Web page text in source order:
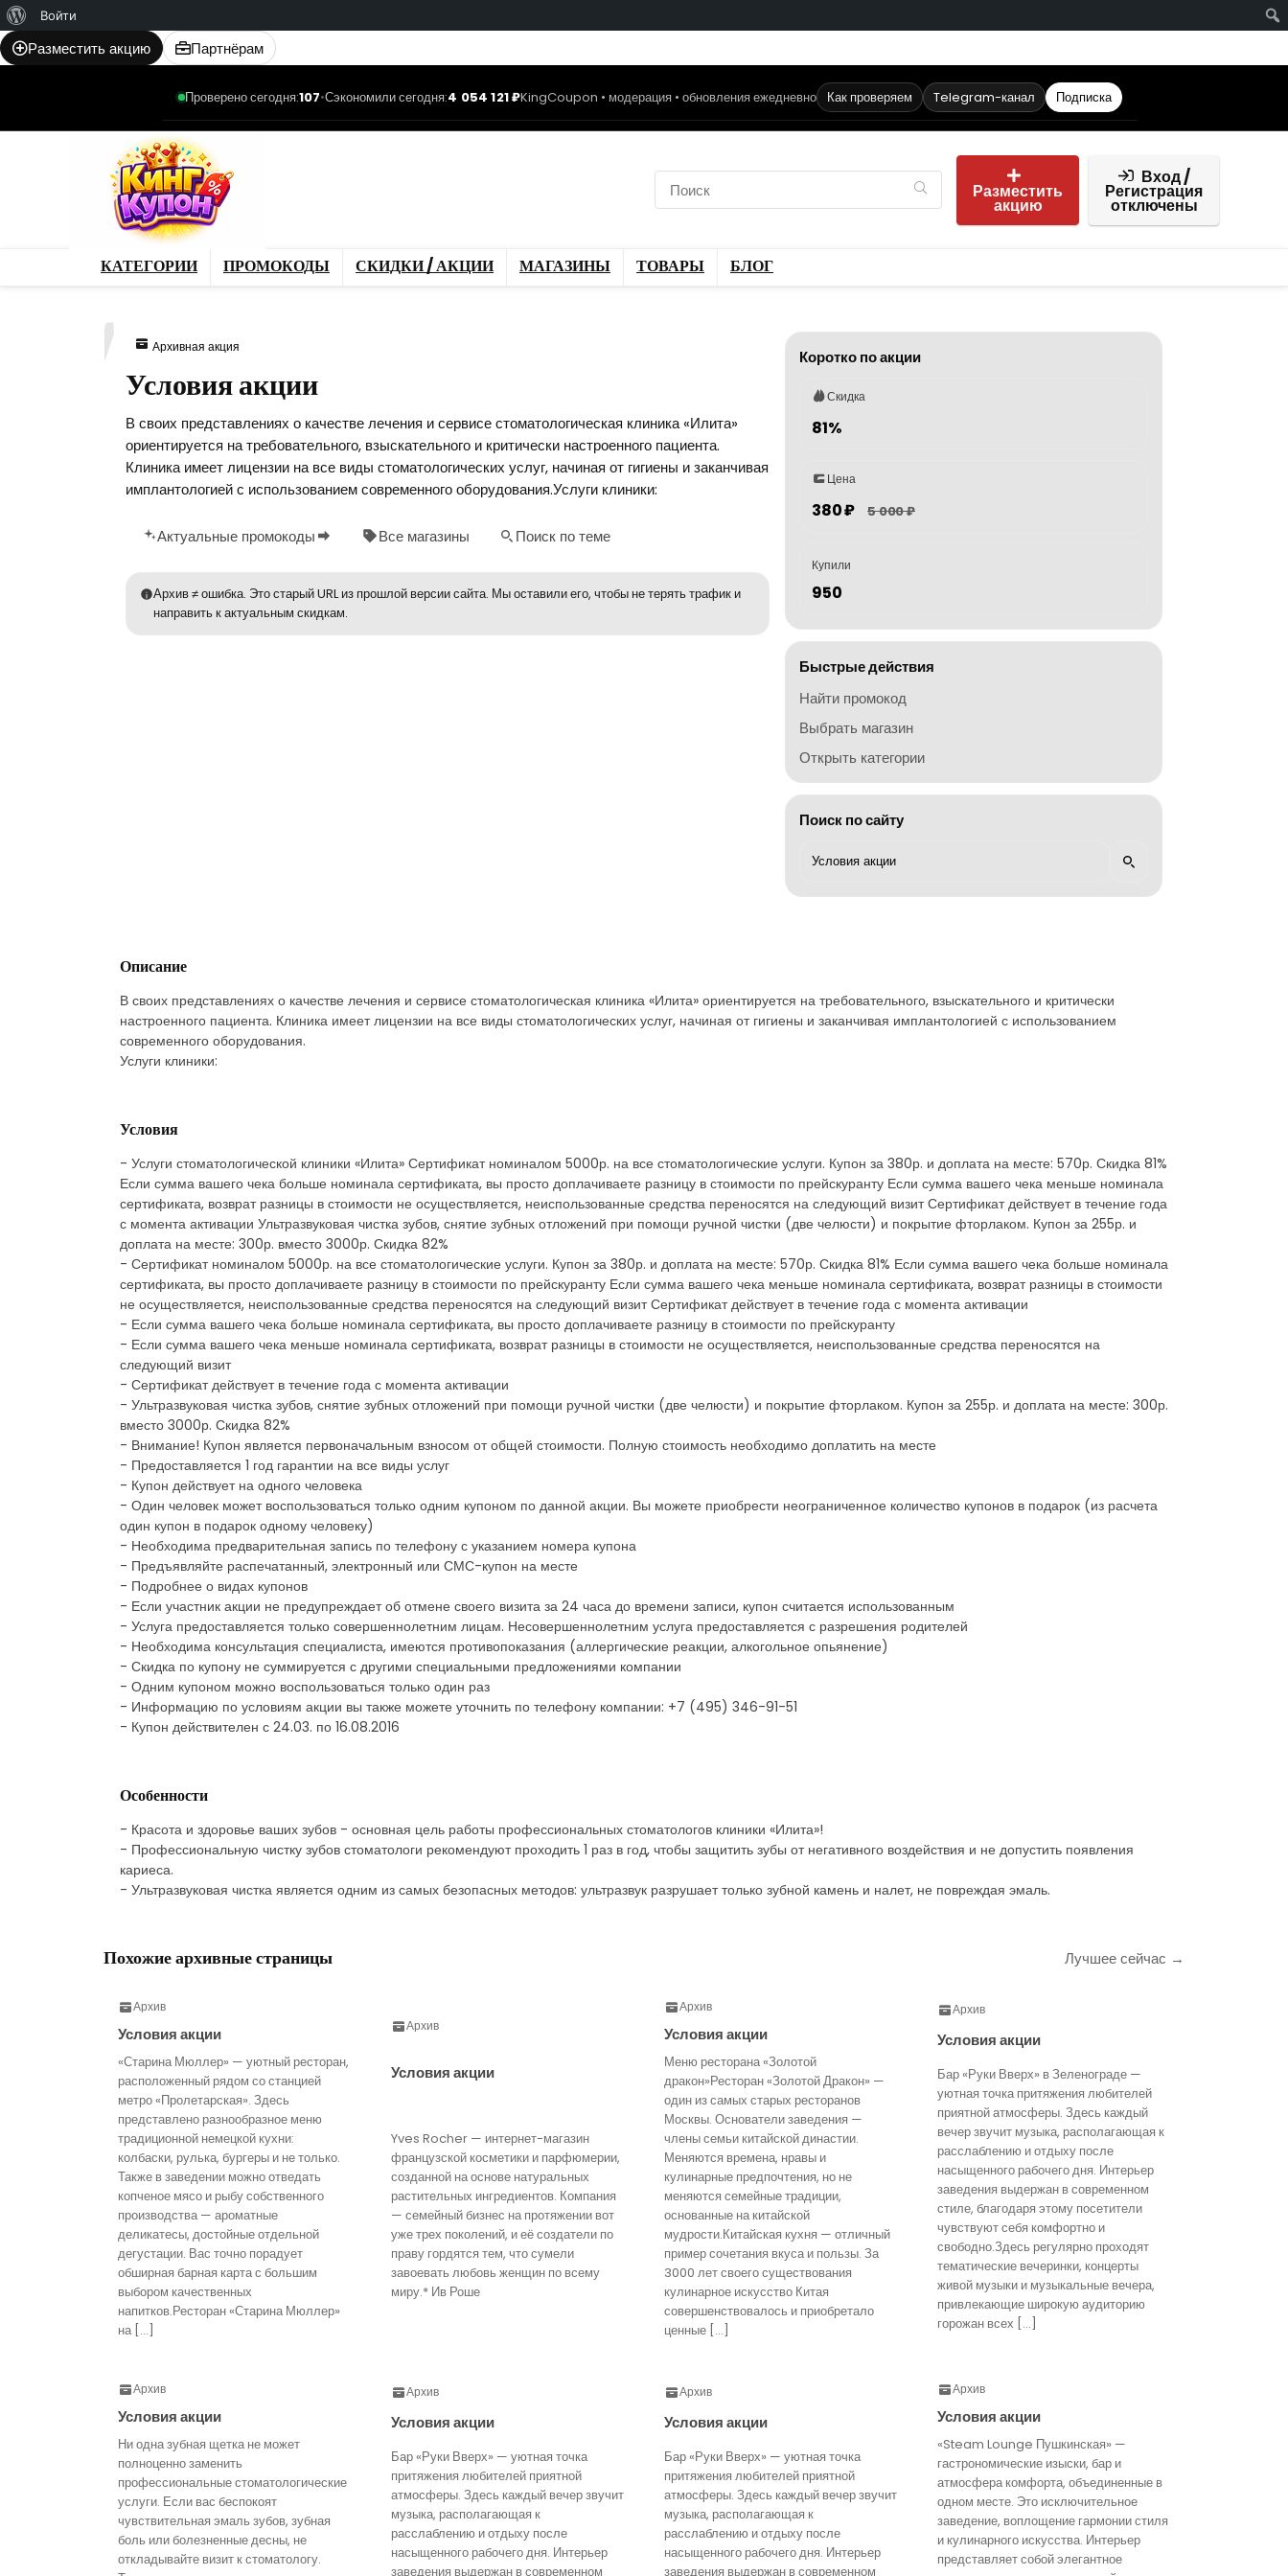
WordPress
Войти
Разместить акцию Партнёрам
Проверено сегодня:107•Сэкономили сегодня:4 054 121 ₽KingCoupon • модерация • обновления ежедневно Как проверяем Telegram-канал Подписка
Разместить
акцию
Вход /
Регистрация
отключены
КАТЕГОРИИ ПРОМОКОДЫ СКИДКИ / АКЦИИ МАГАЗИНЫ ТОВАРЫ БЛОГ
Архивная акция
Условия акции
В своих представлениях о качестве лечения и сервисе стоматологическая клиника «Илита»
ориентируется на требовательного, взыскательного и критически настроенного пациента.
Клиника имеет лицензии на все виды стоматологических услуг, начиная от гигиены и заканчивая
имплантологией с использованием современного оборудования.Услуги клиники:
Актуальные промокоды Все магазины Поиск по теме
Архив ≠ ошибка. Это старый URL из прошлой версии сайта. Мы оставили его, чтобы не терять трафик и
направить к актуальным скидкам.
Коротко по акции
Скидка
81%
Цена
380 ₽ 5 000 ₽
Купили
950
Быстрые действия
Найти промокод
Выбрать магазин
Открыть категории
Поиск по сайту
Описание
В своих представлениях о качестве лечения и сервисе стоматологическая клиника «Илита» ориентируется на требовательного, взыскательного и критически
настроенного пациента. Клиника имеет лицензии на все виды стоматологических услуг, начиная от гигиены и заканчивая имплантологией с использованием
современного оборудования.
Услуги клиники:
Условия
- Услуги стоматологической клиники «Илита» Сертификат номиналом 5000р. на все стоматологические услуги. Купон за 380р. и доплата на месте: 570р. Скидка 81%
Если сумма вашего чека больше номинала сертификата, вы просто доплачиваете разницу в стоимости по прейскуранту Если сумма вашего чека меньше номинала
сертификата, возврат разницы в стоимости не осуществляется, неиспользованные средства переносятся на следующий визит Сертификат действует в течение года
с момента активации Ультразвуковая чистка зубов, снятие зубных отложений при помощи ручной чистки (две челюсти) и покрытие фторлаком. Купон за 255р. и
доплата на месте: 300р. вместо 3000р. Скидка 82%
- Сертификат номиналом 5000р. на все стоматологические услуги. Купон за 380р. и доплата на месте: 570р. Скидка 81% Если сумма вашего чека больше номинала
сертификата, вы просто доплачиваете разницу в стоимости по прейскуранту Если сумма вашего чека меньше номинала сертификата, возврат разницы в стоимости
не осуществляется, неиспользованные средства переносятся на следующий визит Сертификат действует в течение года с момента активации
- Если сумма вашего чека больше номинала сертификата, вы просто доплачиваете разницу в стоимости по прейскуранту
- Если сумма вашего чека меньше номинала сертификата, возврат разницы в стоимости не осуществляется, неиспользованные средства переносятся на
следующий визит
- Сертификат действует в течение года с момента активации
- Ультразвуковая чистка зубов, снятие зубных отложений при помощи ручной чистки (две челюсти) и покрытие фторлаком. Купон за 255р. и доплата на месте: 300р.
вместо 3000р. Скидка 82%
- Внимание! Купон является первоначальным взносом от общей стоимости. Полную стоимость необходимо доплатить на месте
- Предоставляется 1 год гарантии на все виды услуг
- Купон действует на одного человека
- Один человек может воспользоваться только одним купоном по данной акции. Вы можете приобрести неограниченное количество купонов в подарок (из расчета
один купон в подарок одному человеку)
- Необходима предварительная запись по телефону с указанием номера купона
- Предъявляйте распечатанный, электронный или СМС-купон на месте
- Подробнее о видах купонов
- Если участник акции не предупреждает об отмене своего визита за 24 часа до времени записи, купон считается использованным
- Услуга предоставляется только совершеннолетним лицам. Несовершеннолетним услуга предоставляется с разрешения родителей
- Необходима консультация специалиста, имеются противопоказания (аллергические реакции, алкогольное опьянение)
- Скидка по купону не суммируется с другими специальными предложениями компании
- Одним купоном можно воспользоваться только один раз
- Информацию по условиям акции вы также можете уточнить по телефону компании: +7 (495) 346-91-51
- Купон действителен с 24.03. по 16.08.2016
Особенности
- Красота и здоровье ваших зубов - основная цель работы профессиональных стоматологов клиники «Илита»!
- Профессиональную чистку зубов стоматологи рекомендуют проходить 1 раз в год, чтобы защитить зубы от негативного воздействия и не допустить появления
кариеса.
- Ультразвуковая чистка является одним из самых безопасных методов: ультразвук разрушает только зубной камень и налет, не повреждая эмаль.
Похожие архивные страницы Лучшее сейчас →
Архив
Условия акции
«Старина Мюллер» — уютный ресторан,
расположенный рядом со станцией
метро «Пролетарская». Здесь
представлено разнообразное меню
традиционной немецкой кухни:
колбаски, рулька, бургеры и не только.
Также в заведении можно отведать
копченое мясо и рыбу собственного
производства — ароматные
деликатесы, достойные отдельной
дегустации. Вас точно порадует
обширная барная карта с большим
выбором качественных
напитков.Ресторан «Старина Мюллер»
на […]
Архив
Условия акции
Yves Rocher — интернет-магазин
французской косметики и парфюмерии,
созданной на основе натуральных
растительных ингредиентов. Компания
— семейный бизнес на протяжении вот
уже трех поколений, и её создатели по
праву гордятся тем, что сумели
завоевать любовь женщин по всему
миру.* Ив Роше
Архив
Условия акции
Меню ресторана «Золотой
дракон»Ресторан «Золотой Дракон» —
один из самых старых ресторанов
Москвы. Основатели заведения —
члены семьи китайской династии.
Меняются времена, нравы и
кулинарные предпочтения, но не
меняются семейные традиции,
основанные на китайской
мудрости.Китайская кухня — отличный
пример сочетания вкуса и пользы. За
3000 лет своего существования
кулинарное искусство Китая
совершенствовалось и приобретало
ценные […]
Архив
Условия акции
Бар «Руки Вверх» в Зеленограде —
уютная точка притяжения любителей
приятной атмосферы. Здесь каждый
вечер звучит музыка, располагающая к
расслаблению и отдыху после
насыщенного рабочего дня. Интерьер
заведения выдержан в современном
стиле, благодаря этому посетители
чувствуют себя комфортно и
свободно.Здесь регулярно проходят
тематические вечеринки, концерты
живой музыки и музыкальные вечера,
привлекающие широкую аудиторию
горожан всех […]
Архив
Условия акции
Ни одна зубная щетка не может
полноценно заменить
профессиональные стоматологические
услуги. Если вас беспокоят
чувствительная эмаль зубов, зубная
боль или болезненные десны, не
откладывайте визит к стоматологу.
Архив
Условия акции
Бар «Руки Вверх» — уютная точка
притяжения любителей приятной
атмосферы. Здесь каждый вечер звучит
музыка, располагающая к
расслаблению и отдыху после
насыщенного рабочего дня. Интерьер
заведения выдержан в современном
Архив
Условия акции
Бар «Руки Вверх» — уютная точка
притяжения любителей приятной
атмосферы. Здесь каждый вечер звучит
музыка, располагающая к
расслаблению и отдыху после
насыщенного рабочего дня. Интерьер
заведения выдержан в современном
Архив
Условия акции
«Steam Lounge Пушкинская» —
гастрономические изыски, бар и
атмосфера комфорта, объединенные в
одном месте. Это исключительное
заведение, воплощение гармонии стиля
и кулинарного искусства. Интерьер
представляет собой элегантное